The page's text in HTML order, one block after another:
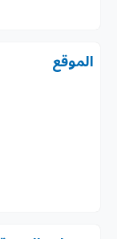
الموقع